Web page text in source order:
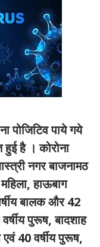
पोजिटिव पाये गये
हुई है । कोरोना
नगर बाजनामठ
हाऊबाग
बालक और 42
वर्षीय पुरूष, बादशाह
एवं 40 वर्षीय पुरूष,